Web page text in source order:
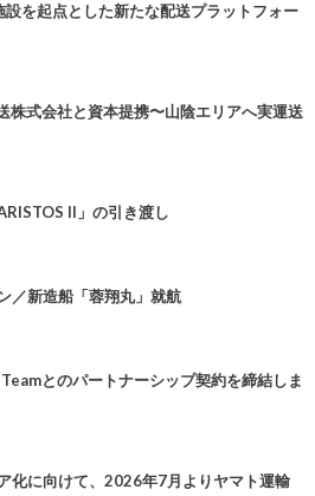
を起点とした新たな配送プラットフォー
式会社と資本提携〜山陰エリアへ実運送
II」の引き渡し
／新造船「蓉翔丸」就航
とのパートナーシップ契約を締結しま
化に向けて、2026年7月よりヤマト運輸